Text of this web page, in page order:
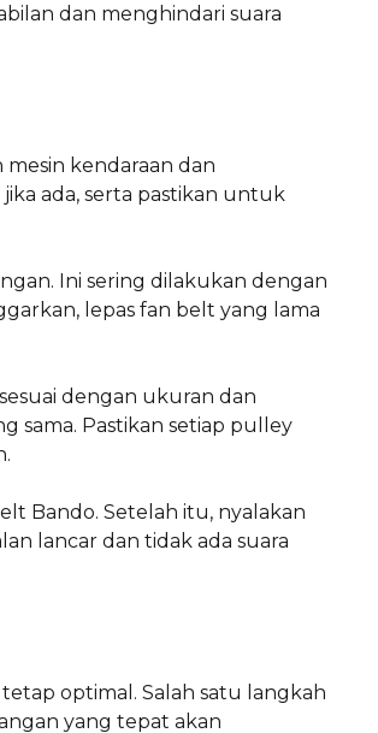
dan menghindari suara
kendaraan dan
ada, serta pastikan untuk
Ini sering dilakukan dengan
lepas fan belt yang lama
dengan ukuran dan
sama. Pastikan setiap pulley
Bando. Setelah itu, nyalakan
lancar dan tidak ada suara
optimal. Salah satu langkah
yang tepat akan